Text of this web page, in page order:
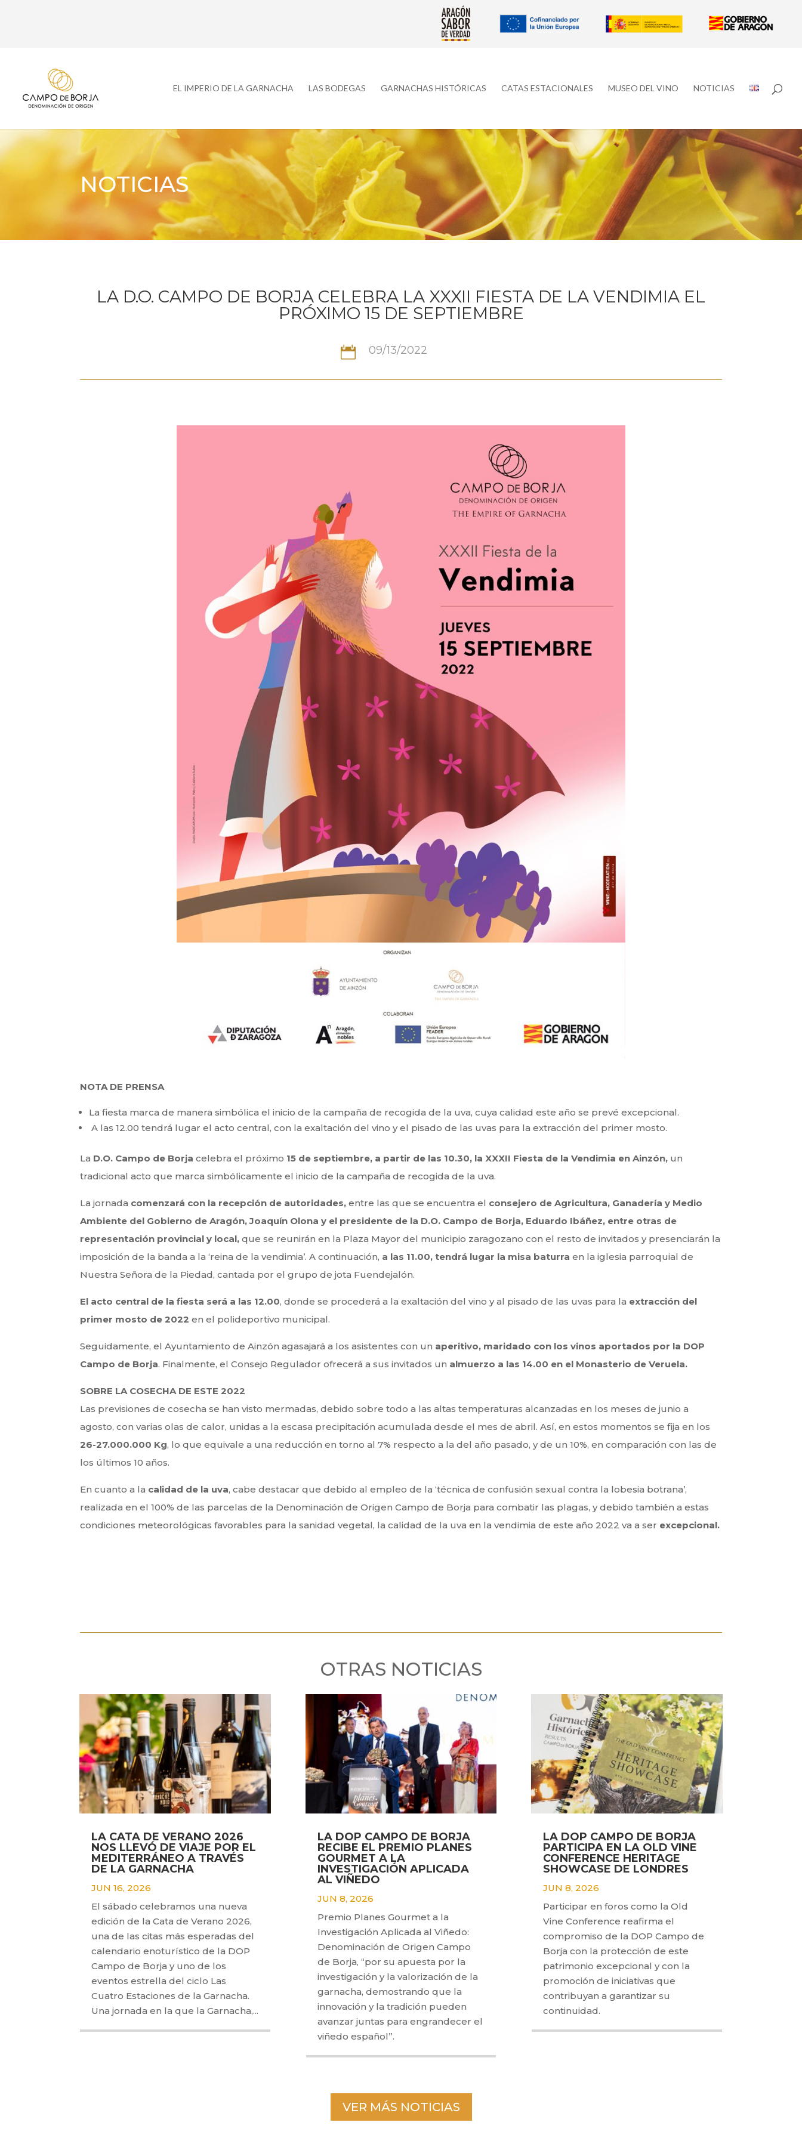
EL IMPERIO DE LA GARNACHA LAS BODEGAS GARNACHAS HISTÓRICAS CATAS ESTACIONALES MUSEO DEL VINO NOTICIAS
NOTICIAS
LA D.O. CAMPO DE BORJA CELEBRA LA XXXII FIESTA DE LA VENDIMIA EL
PRÓXIMO 15 DE SEPTIEMBRE
 09/13/2022
NOTA DE PRENSA
La fiesta marca de manera simbólica el inicio de la campaña de recogida de la uva, cuya calidad este año se prevé excepcional.
A las 12.00 tendrá lugar el acto central, con la exaltación del vino y el pisado de las uvas para la extracción del primer mosto.
La D.O. Campo de Borja celebra el próximo 15 de septiembre, a partir de las 10.30, la XXXII Fiesta de la Vendimia en Ainzón, un
tradicional acto que marca simbólicamente el inicio de la campaña de recogida de la uva.
La jornada comenzará con la recepción de autoridades, entre las que se encuentra el consejero de Agricultura, Ganadería y Medio
Ambiente del Gobierno de Aragón, Joaquín Olona y el presidente de la D.O. Campo de Borja, Eduardo Ibáñez, entre otras de
representación provincial y local, que se reunirán en la Plaza Mayor del municipio zaragozano con el resto de invitados y presenciarán la
imposición de la banda a la ‘reina de la vendimia’. A continuación, a las 11.00, tendrá lugar la misa baturra en la iglesia parroquial de
Nuestra Señora de la Piedad, cantada por el grupo de jota Fuendejalón.
El acto central de la fiesta será a las 12.00, donde se procederá a la exaltación del vino y al pisado de las uvas para la extracción del
primer mosto de 2022 en el polideportivo municipal.
Seguidamente, el Ayuntamiento de Ainzón agasajará a los asistentes con un aperitivo, maridado con los vinos aportados por la DOP
Campo de Borja. Finalmente, el Consejo Regulador ofrecerá a sus invitados un almuerzo a las 14.00 en el Monasterio de Veruela.
SOBRE LA COSECHA DE ESTE 2022
Las previsiones de cosecha se han visto mermadas, debido sobre todo a las altas temperaturas alcanzadas en los meses de junio a
agosto, con varias olas de calor, unidas a la escasa precipitación acumulada desde el mes de abril. Así, en estos momentos se fija en los
26-27.000.000 Kg, lo que equivale a una reducción en torno al 7% respecto a la del año pasado, y de un 10%, en comparación con las de
los últimos 10 años.
En cuanto a la calidad de la uva, cabe destacar que debido al empleo de la ‘técnica de confusión sexual contra la lobesia botrana’,
realizada en el 100% de las parcelas de la Denominación de Origen Campo de Borja para combatir las plagas, y debido también a estas
condiciones meteorológicas favorables para la sanidad vegetal, la calidad de la uva en la vendimia de este año 2022 va a ser excepcional.
OTRAS NOTICIAS
LA CATA DE VERANO 2026
NOS LLEVÓ DE VIAJE POR EL
MEDITERRÁNEO A TRAVÉS
DE LA GARNACHA
JUN 16, 2026
El sábado celebramos una nueva
edición de la Cata de Verano 2026,
una de las citas más esperadas del
calendario enoturístico de la DOP
Campo de Borja y uno de los
eventos estrella del ciclo Las
Cuatro Estaciones de la Garnacha.
Una jornada en la que la Garnacha,...
LA DOP CAMPO DE BORJA
RECIBE EL PREMIO PLANES
GOURMET A LA
INVESTIGACIÓN APLICADA
AL VIÑEDO
JUN 8, 2026
Premio Planes Gourmet a la
Investigación Aplicada al Viñedo:
Denominación de Origen Campo
de Borja, “por su apuesta por la
investigación y la valorización de la
garnacha, demostrando que la
innovación y la tradición pueden
avanzar juntas para engrandecer el
viñedo español”.
LA DOP CAMPO DE BORJA
PARTICIPA EN LA OLD VINE
CONFERENCE HERITAGE
SHOWCASE DE LONDRES
JUN 8, 2026
Participar en foros como la Old
Vine Conference reafirma el
compromiso de la DOP Campo de
Borja con la protección de este
patrimonio excepcional y con la
promoción de iniciativas que
contribuyan a garantizar su
continuidad.
VER MÁS NOTICIAS